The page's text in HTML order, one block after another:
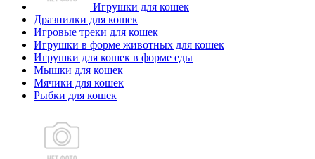
Игрушки для кошек
Дразнилки для кошек
Игровые треки для кошек
Игрушки в форме животных для кошек
Игрушки для кошек в форме еды
Мышки для кошек
Мячики для кошек
Рыбки для кошек